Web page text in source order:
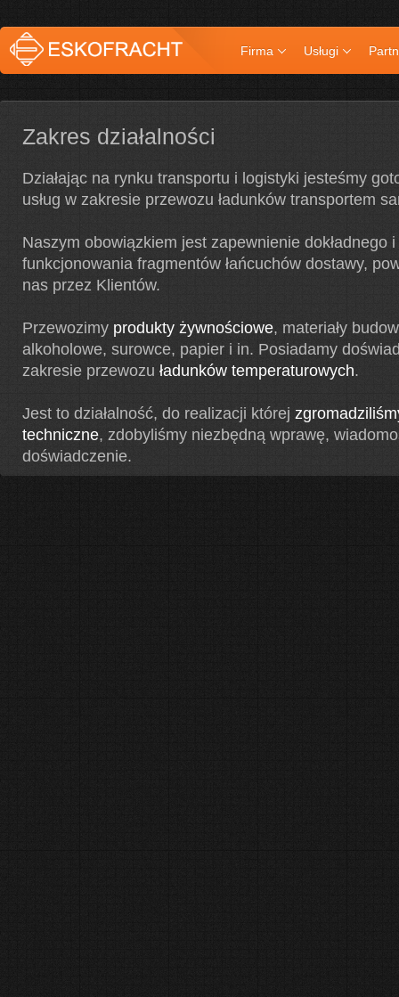
Firma Usługi
Zakres działalności
Działając na rynku transportu i logistyki jesteśmy
usług w zakresie przewozu ładunków transportem
Naszym obowiązkiem jest zapewnienie dokładnego i
funkcjonowania fragmentów łańcuchów dostawy,
nas przez Klientów.
Przewozimy produkty żywnościowe, materiały
alkoholowe, surowce, papier i in. Posiadamy
zakresie przewozu ładunków temperaturowych.
Jest to działalność, do realizacji której
techniczne, zdobyliśmy niezbędną wprawę,
doświadczenie.